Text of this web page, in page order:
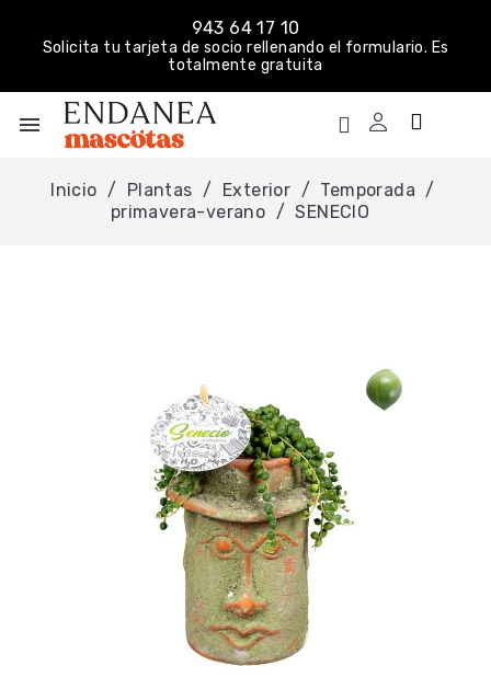
943 64 17 10
Solicita tu tarjeta de socio rellenando el formulario. Es
totalmente gratuita
menu
Inicio Plantas Exterior
Temporada
primavera-verano
SENECIO